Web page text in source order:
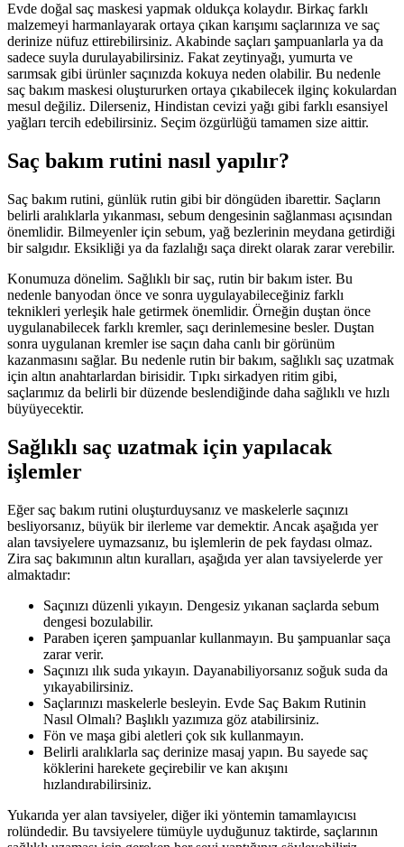
Evde doğal saç maskesi yapmak oldukça kolaydır. Birkaç farklı
malzemeyi harmanlayarak ortaya çıkan karışımı saçlarınıza ve saç
derinize nüfuz ettirebilirsiniz. Akabinde saçları şampuanlarla ya da
sadece suyla durulayabilirsiniz. Fakat zeytinyağı, yumurta ve
sarımsak gibi ürünler saçınızda kokuya neden olabilir. Bu nedenle
saç bakım maskesi oluştururken ortaya çıkabilecek ilginç kokulardan
mesul değiliz. Dilerseniz, Hindistan cevizi yağı gibi farklı esansiyel
yağları tercih edebilirsiniz. Seçim özgürlüğü tamamen size aittir.
Saç bakım rutini nasıl yapılır?
Saç bakım rutini, günlük rutin gibi bir döngüden ibarettir. Saçların
belirli aralıklarla yıkanması, sebum dengesinin sağlanması açısından
önemlidir. Bilmeyenler için sebum, yağ bezlerinin meydana getirdiği
bir salgıdır. Eksikliği ya da fazlalığı saça direkt olarak zarar verebilir.
Konumuza dönelim. Sağlıklı bir saç, rutin bir bakım ister. Bu
nedenle banyodan önce ve sonra uygulayabileceğiniz farklı
teknikleri yerleşik hale getirmek önemlidir. Örneğin duştan önce
uygulanabilecek farklı kremler, saçı derinlemesine besler. Duştan
sonra uygulanan kremler ise saçın daha canlı bir görünüm
kazanmasını sağlar. Bu nedenle rutin bir bakım, sağlıklı saç uzatmak
için altın anahtarlardan birisidir. Tıpkı sirkadyen ritim gibi,
saçlarımız da belirli bir düzende beslendiğinde daha sağlıklı ve hızlı
büyüyecektir.
Sağlıklı saç uzatmak için yapılacak
işlemler
Eğer saç bakım rutini oluşturduysanız ve maskelerle saçınızı
besliyorsanız, büyük bir ilerleme var demektir. Ancak aşağıda yer
alan tavsiyelere uymazsanız, bu işlemlerin de pek faydası olmaz.
Zira saç bakımının altın kuralları, aşağıda yer alan tavsiyelerde yer
almaktadır:
Saçınızı düzenli yıkayın. Dengesiz yıkanan saçlarda sebum
dengesi bozulabilir.
Paraben içeren şampuanlar kullanmayın. Bu şampuanlar saça
zarar verir.
Saçınızı ılık suda yıkayın. Dayanabiliyorsanız soğuk suda da
yıkayabilirsiniz.
Saçlarınızı maskelerle besleyin. Evde Saç Bakım Rutinin
Nasıl Olmalı? Başlıklı yazımıza göz atabilirsiniz.
Fön ve maşa gibi aletleri çok sık kullanmayın.
Belirli aralıklarla saç derinize masaj yapın. Bu sayede saç
köklerini harekete geçirebilir ve kan akışını
hızlandırabilirsiniz.
Yukarıda yer alan tavsiyeler, diğer iki yöntemin tamamlayıcısı
rolündedir. Bu tavsiyelere tümüyle uyduğunuz taktirde, saçlarının